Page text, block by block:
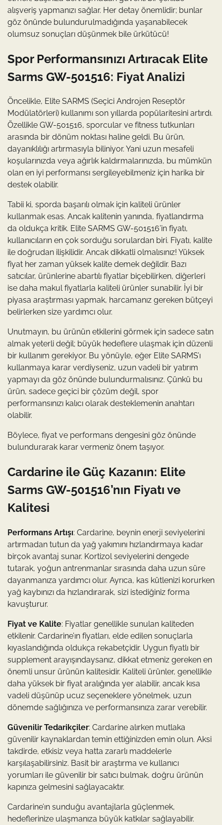
alışveriş yapmanızı sağlar. Her detay önemlidir; bunlar
göz önünde bulundurulmadığında yaşanabilecek
olumsuz sonuçları düşünmek bile ürkütücü!
Spor Performansınızı Artıracak Elite
Sarms GW-501516: Fiyat Analizi
Öncelikle, Elite SARMS (Seçici Androjen Reseptör
Modülatörleri) kullanımı son yıllarda popülaritesini artırdı.
Özellikle GW-501516, sporcular ve fitness tutkunları
arasında bir dönüm noktası haline geldi. Bu ürün,
dayanıklılığı artırmasıyla biliniyor. Yani uzun mesafeli
koşularınızda veya ağırlık kaldırmalarınızda, bu mümkün
olan en iyi performansı sergileyebilmeniz için harika bir
destek olabilir.
Tabii ki, sporda başarılı olmak için kaliteli ürünler
kullanmak esas. Ancak kalitenin yanında, fiyatlandırma
da oldukça kritik. Elite SARMS GW-501516’in fiyatı,
kullanıcıların en çok sorduğu sorulardan biri. Fiyatı, kalite
ile doğrudan ilişkilidir. Ancak dikkatli olmalısınız! Yüksek
fiyat her zaman yüksek kalite demek değildir. Bazı
satıcılar, ürünlerine abartılı fiyatlar biçebilirken, diğerleri
ise daha makul fiyatlarla kaliteli ürünler sunabilir. İyi bir
piyasa araştırması yapmak, harcamanız gereken bütçeyi
belirlerken size yardımcı olur.
Unutmayın, bu ürünün etkilerini görmek için sadece satın
almak yeterli değil; büyük hedeflere ulaşmak için düzenli
bir kullanım gerekiyor. Bu yönüyle, eğer Elite SARMS’ı
kullanmaya karar verdiyseniz, uzun vadeli bir yatırım
yapmayı da göz önünde bulundurmalısınız. Çünkü bu
ürün, sadece geçici bir çözüm değil, spor
performansınızı kalıcı olarak desteklemenin anahtarı
olabilir.
Böylece, fiyat ve performans dengesini göz önünde
bulundurarak karar vermeniz önem taşıyor.
Cardarine ile Güç Kazanın: Elite
Sarms GW-501516’nın Fiyatı ve
Kalitesi
Performans Artışı: Cardarine, beynin enerji seviyelerini
artırmadan tutun da yağ yakımını hızlandırmaya kadar
birçok avantaj sunar. Kortizol seviyelerini dengede
tutarak, yoğun antrenmanlar sırasında daha uzun süre
dayanmanıza yardımcı olur. Ayrıca, kas kütlenizi korurken
yağ kaybınızı da hızlandırarak, sizi istediğiniz forma
kavuşturur.
Fiyat ve Kalite: Fiyatlar genellikle sunulan kaliteden
etkilenir. Cardarine’ın fiyatları, elde edilen sonuçlarla
kıyaslandığında oldukça rekabetçidir. Uygun fiyatlı bir
supplement arayışındaysanız, dikkat etmeniz gereken en
önemli unsur ürünün kalitesidir. Kaliteli ürünler, genellikle
daha yüksek bir fiyat aralığında yer alabilir, ancak kısa
vadeli düşünüp ucuz seçeneklere yönelmek, uzun
dönemde sağlığınıza ve performansınıza zarar verebilir.
Güvenilir Tedarikçiler: Cardarine alırken mutlaka
güvenilir kaynaklardan temin ettiğinizden emin olun. Aksi
takdirde, etkisiz veya hatta zararlı maddelerle
karşılaşabilirsiniz. Basit bir araştırma ve kullanıcı
yorumları ile güvenilir bir satıcı bulmak, doğru ürünün
kapınıza gelmesini sağlayacaktır.
Cardarine’ın sunduğu avantajlarla güçlenmek,
hedeflerinize ulaşmanıza büyük katkılar sağlayabilir.